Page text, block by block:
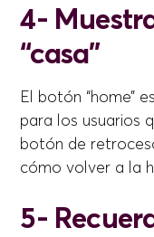
4-
“casa”
El botón “home”
para los usuarios
botón de
cómo volver a la
5-